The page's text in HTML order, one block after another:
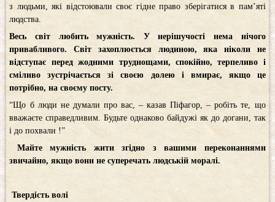
з людьми, які відстоювали своє гідне право зберігатися в пам’яті
людства.
Весь світ любить мужність. У нерішучості нема нічого
привабливого. Світ захоплюється людиною, яка ніколи не
відступає перед жодними труднощами, спокійно, терпеливо і
сміливо зустрічається зі своєю долею і вмирає, якщо це
потрібно, на своєму посту.
“Що б люди не думали про вас, – казав Піфагор, – робіть те, що
вважаєте справедливим. Будьте однаково байдужі як до догани, так
і до похвали !”
Майте мужність жити згідно з вашими переконаннями
звичайно, якщо вони не суперечать людській моралі.
Твердість волі